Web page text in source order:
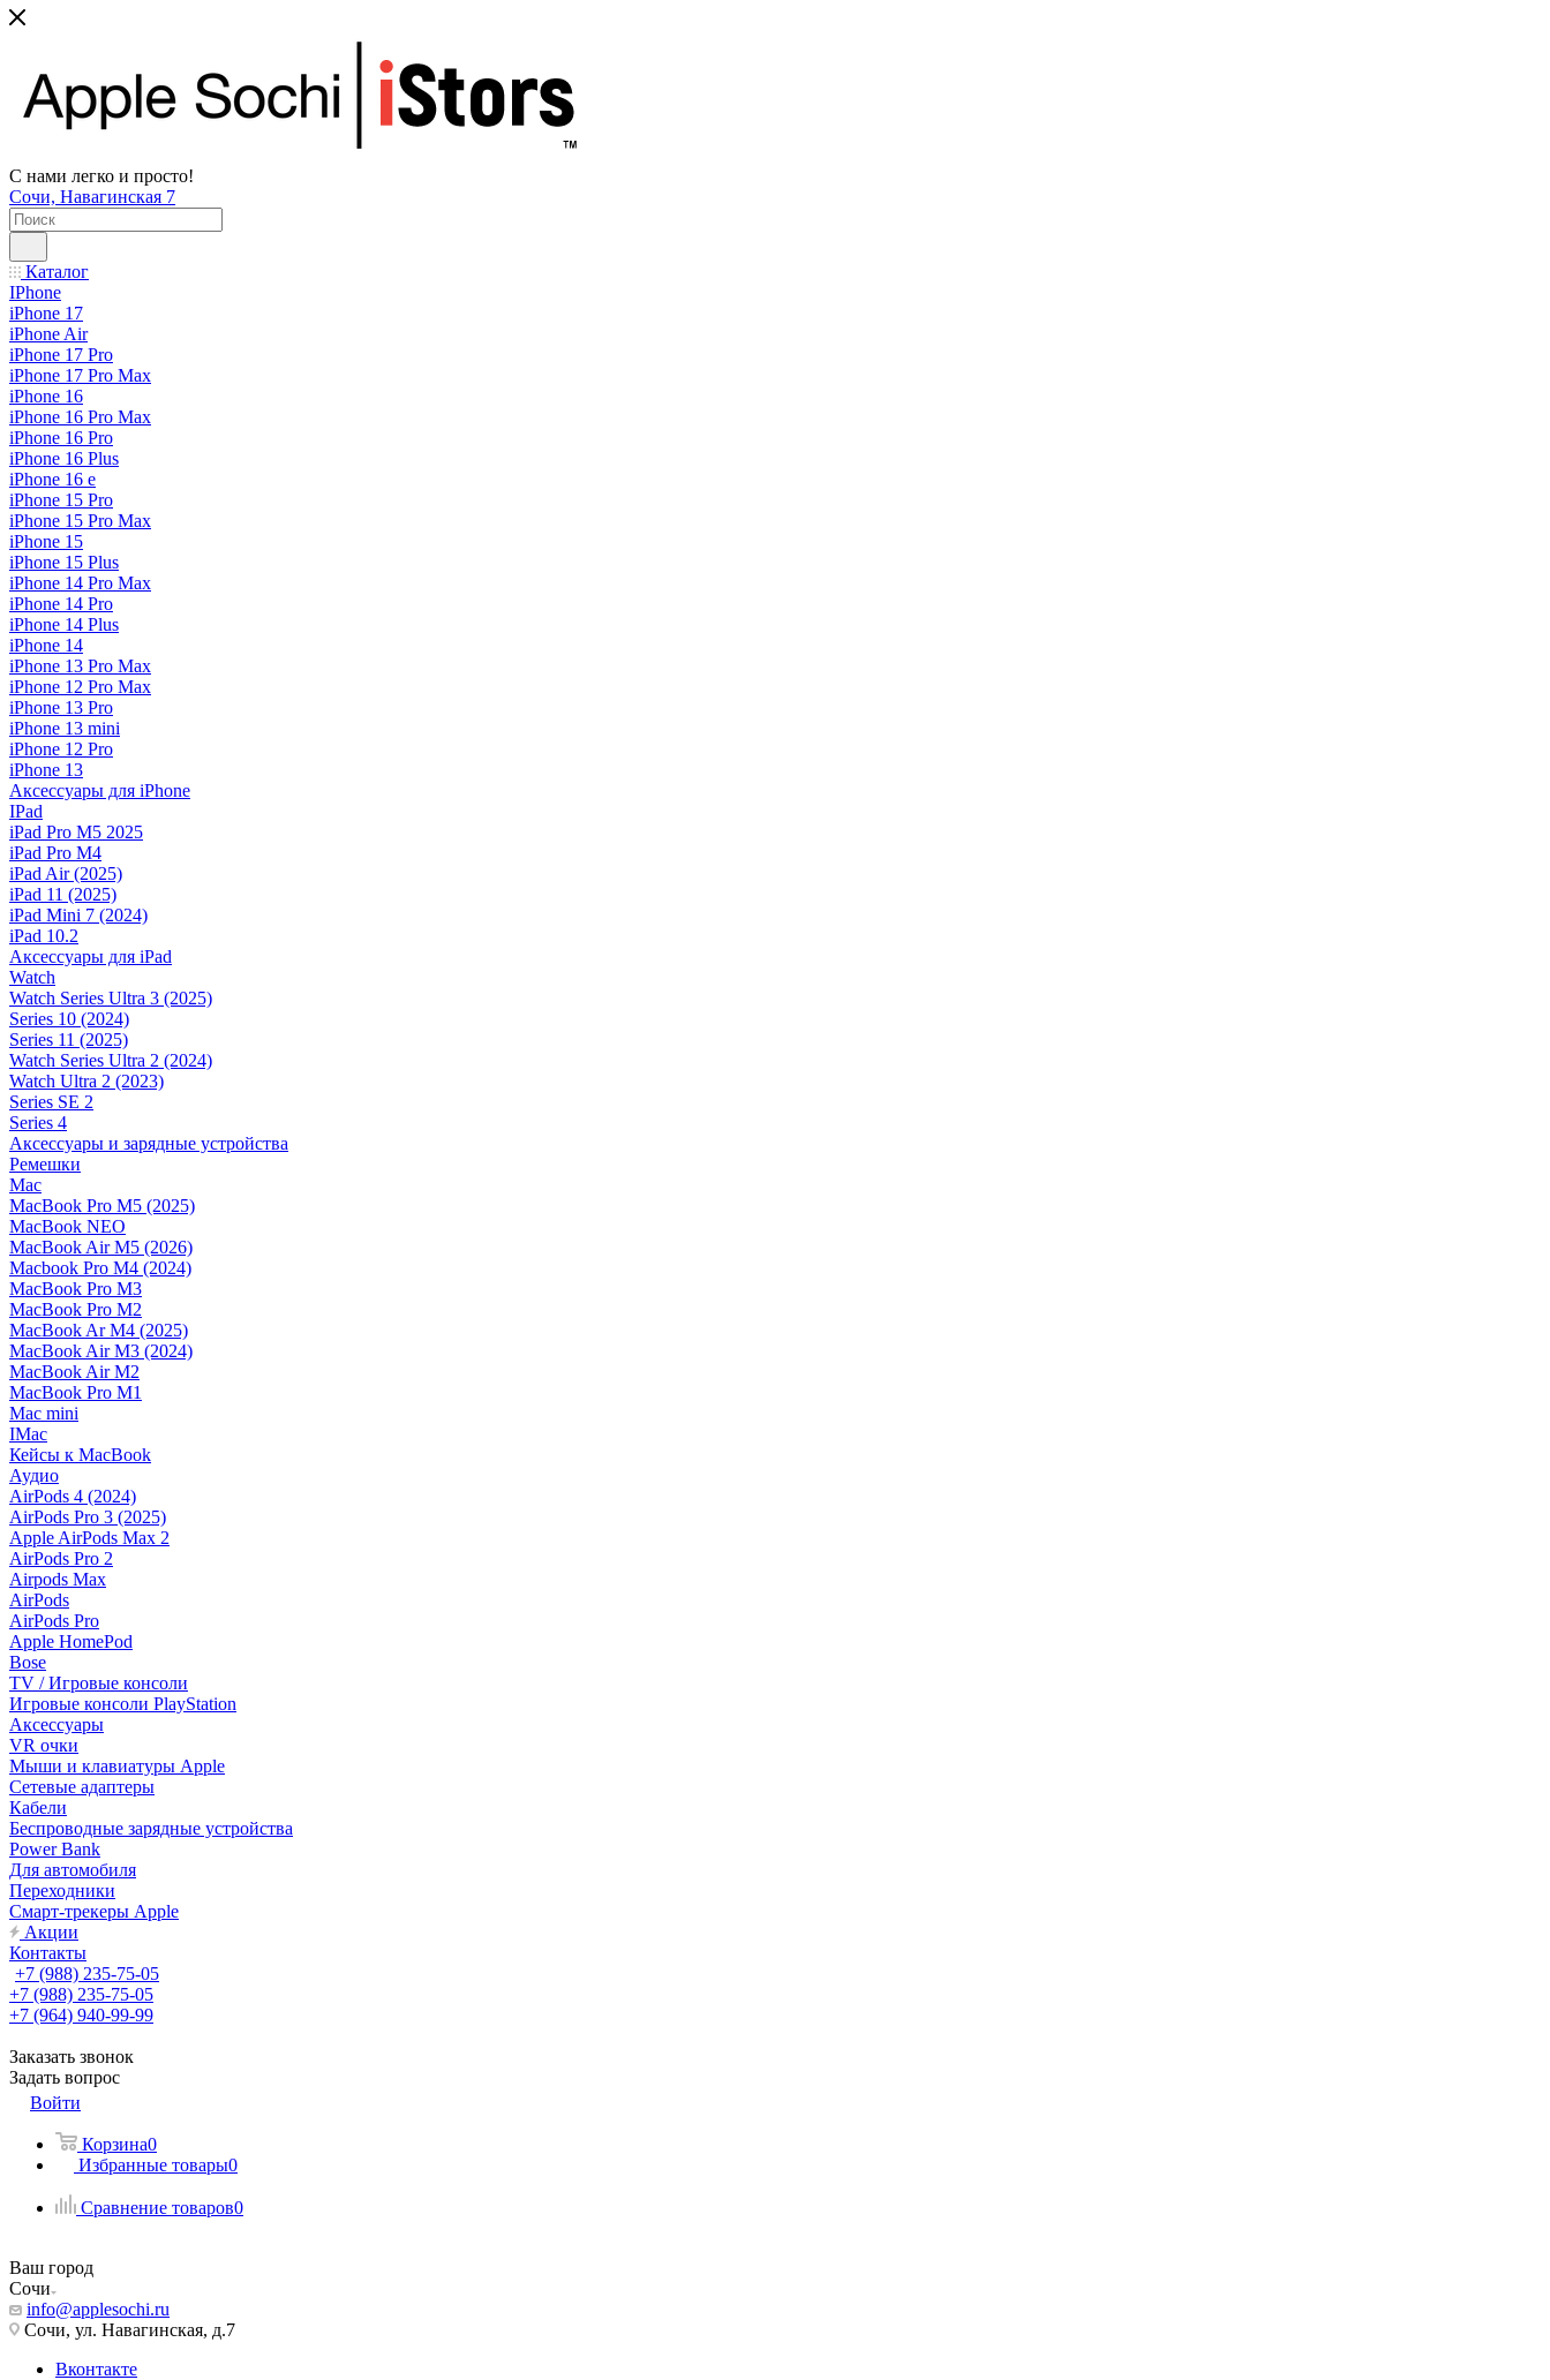
С нами легко и просто!
Сочи, Навагинская 7
Каталог
IPhone
iPhone 17
iPhone Air
iPhone 17 Pro
iPhone 17 Pro Max
iPhone 16
iPhone 16 Pro Max
iPhone 16 Pro
iPhone 16 Plus
iPhone 16 e
iPhone 15 Pro
iPhone 15 Pro Max
iPhone 15
iPhone 15 Plus
iPhone 14 Pro Max
iPhone 14 Pro
iPhone 14 Plus
iPhone 14
iPhone 13 Pro Max
iPhone 12 Pro Max
iPhone 13 Pro
iPhone 13 mini
iPhone 12 Pro
iPhone 13
Аксессуары для iPhone
IPad
iPad Pro M5 2025
iPad Pro M4
iPad Air (2025)
iPad 11 (2025)
iPad Mini 7 (2024)
iPad 10.2
Аксессуары для iPad
Watch
Watch Series Ultra 3 (2025)
Series 10 (2024)
Series 11 (2025)
Watch Series Ultra 2 (2024)
Watch Ultra 2 (2023)
Series SE 2
Series 4
Аксессуары и зарядные устройства
Ремешки
Mac
MacBook Pro M5 (2025)
MacBook NEO
MacBook Air M5 (2026)
Macbook Pro M4 (2024)
MacBook Pro M3
MacBook Pro M2
MacBook Ar M4 (2025)
MacBook Air M3 (2024)
MacBook Air M2
MacBook Pro M1
Mac mini
IMac
Кейсы к MacBook
Аудио
AirPods 4 (2024)
AirPods Pro 3 (2025)
Apple AirPods Max 2
AirPods Pro 2
Airpods Max
AirPods
AirPods Pro
Apple HomePod
Bose
TV / Игровые консоли
Игровые консоли PlayStation
Аксессуары
VR очки
Мыши и клавиатуры Apple
Сетевые адаптеры
Кабели
Беспроводные зарядные устройства
Power Bank
Для автомобиля
Переходники
Смарт-трекеры Apple
Акции
Контакты
+7 (988) 235-75-05
+7 (988) 235-75-05
+7 (964) 940-99-99
Заказать звонок
Задать вопрос
Войти
Корзина0
Избранные товары0
Сравнение товаров0
Ваш город
Сочи
info@applesochi.ru
Сочи, ул. Навагинская, д.7
Вконтакте